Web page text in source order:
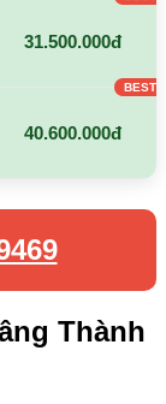
31.500.000đ
40.600.000đ
Thành